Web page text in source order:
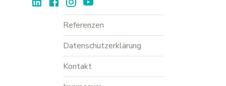
Referenzen
Datenschutzerklärung
Kontakt